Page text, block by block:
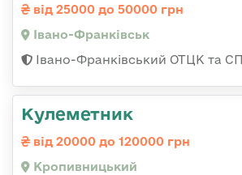
від 25000 до 50000 грн
Івано-Франківськ
Івано-Франківський ОТЦК та СП
Кулеметник
від 20000 до 120000 грн
Кропивницький